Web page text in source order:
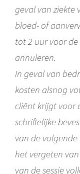
geval van ziekte
bloed- of
tot 2 uur voor
annuleren.
In geval van
kosten alsnog
cliënt krijgt voor
schriftelijke
van de
het vergeten
van de sessie